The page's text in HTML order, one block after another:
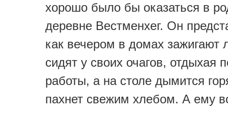
хорошо было бы оказаться в
деревне Вестменхег. Он
как вечером в домах зажигают
сидят у своих очагов, отдыхая
работы, а на столе дымится
пахнет свежим хлебом. А ему